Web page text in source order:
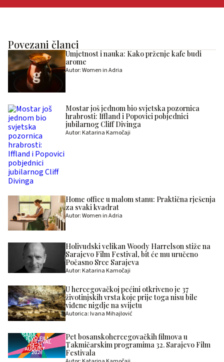
Povezani članci
Umjetnost i nauka: Kako prženje kafe budi
arome
Autor: Women in Adria
Mostar još jednom bio svjetska pozornica
hrabrosti: Iffland i Popovici pobjednici
jubilarnog Cliff Divinga
Autor: Katarina Kamočaji
Home office u malom stanu: Praktična rješenja
za svaki kvadrat
Autor: Women in Adria
Holivudski velikan Woody Harrelson stiže na
Sarajevo Film Festival, bit će mu uručeno
Počasno Srce Sarajeva
Autor: Katarina Kamočaji
U hercegovačkoj pećini otkriveno je 37
životinjskih vrsta koje prije toga nisu bile
viđene nigdje na svijetu
Autorica: Ivana Mihajlović
Pet bosanskohercegovačkih filmova u
Takmičarskim programima 32. Sarajevo Film
Festivala